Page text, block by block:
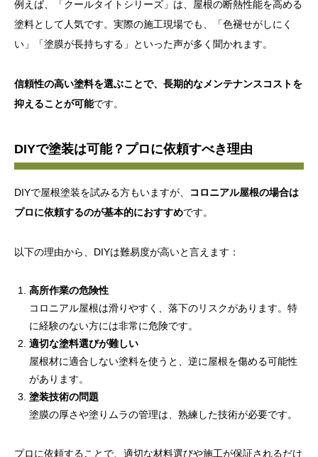
例えば、「クールタイトシリーズ」は、屋根の断熱性能を高める
塗料として人気です。実際の施工現場でも、「色褪せがしにく
い」「塗膜が長持ちする」といった声が多く聞かれます。
信頼性の高い塗料を選ぶことで、長期的なメンテナンスコストを
抑えることが可能です。
DIYで塗装は可能？プロに依頼すべき理由
DIYで屋根塗装を試みる方もいますが、
コロニアル屋根の場合は
プロに依頼するのが基本的におすすめです。
以下の理由から、DIYは難易度が高いと言えます：
高所作業の危険性
コロニアル屋根は滑りやすく、落下のリスクがあります。特
に経験のない方には非常に危険です。
適切な塗料選びが難しい
屋根材に適合しない塗料を使うと、逆に屋根を傷める可能性
があります。
塗装技術の問題
塗膜の厚さや塗りムラの管理は、熟練した技術が必要です。
プロに依頼することで、適切な材料選びや施工が保証されるだけ